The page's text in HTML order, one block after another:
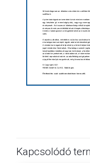
Kapcsolódó